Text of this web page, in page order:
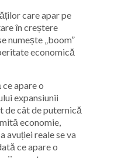
care apar pe
în creștere
numește „boom”
economică
apare o
expansiunii
de cât de puternică
economie,
avuției reale se va
ce apare o